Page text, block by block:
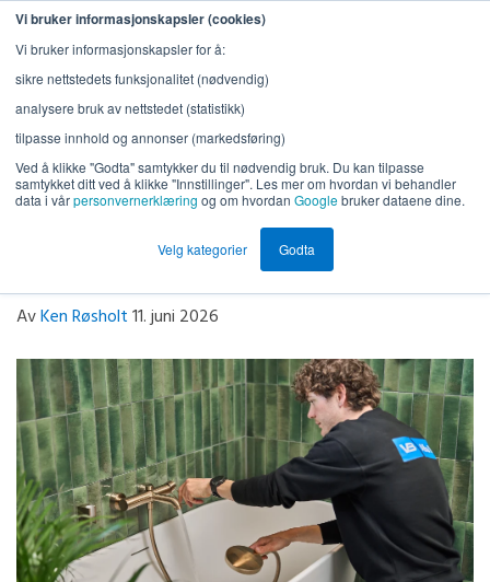
Vi bruker informasjonskapsler (cookies)
Vi bruker informasjonskapsler for å:
sikre nettstedets funksjonalitet (nødvendig)
analysere bruk av nettstedet (statistikk)
tilpasse innhold og annonser (markedsføring)
Ved å klikke "Godta" samtykker du til nødvendig bruk. Du kan tilpasse
samtykket ditt ved å klikke "Innstillinger". Les mer om hvordan vi behandler
data i vårpersonvernerklæring og om hvordan Googlebruker dataene dine.
Velg kategorier Godta
Varmtvannsproblemer i
borettslaget?
AvKen Røsholt11. juni 2026